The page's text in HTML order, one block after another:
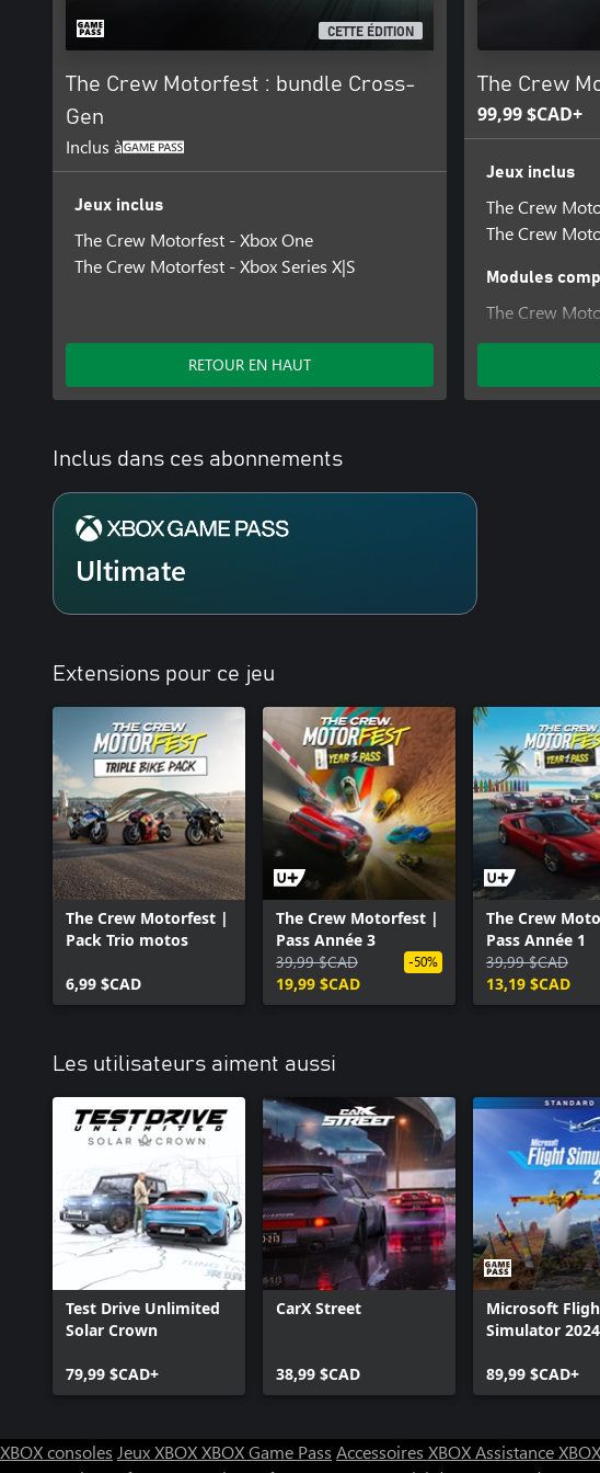
CETTE ÉDITION
The Crew Motorfest : bundle Cross-
Gen
Inclus à
Jeux inclus
The Crew Motorfest - Xbox One
The Crew Motorfest - Xbox Series X|S
RETOUR EN HAUT
The Crew
99,99 $CAD+
Jeux inclus
The Crew
The Crew
Modules
The Crew
The Crew
Inclus dans ces abonnements
Ultimate
Extensions pour ce jeu
The Crew Motorfest |
Pack Trio motos
6,99 $CAD
The Crew Motorfest |
Pass Année 3
39,99 $CAD
19,99 $CAD
-50%
The Crew
Pass Année 1
39,99 $CAD
13,19 $CAD
Les utilisateurs aiment aussi
Test Drive Unlimited
Solar Crown
79,99 $CAD+
CarX Street
38,99 $CAD
Microsoft
Simulator
89,99 $CAD+
XBOX consoles Jeux XBOXXBOX Game Pass Accessoires XBOXAssistance XBOX